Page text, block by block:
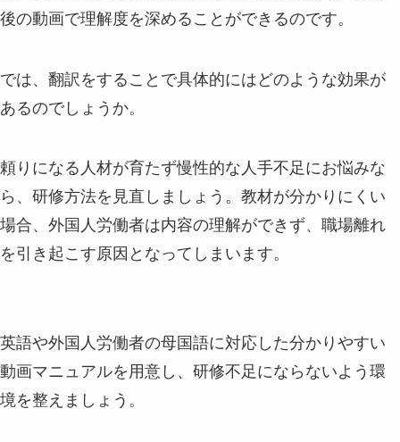
後の動画で理解度を深めることができるのです。
では、翻訳をすることで具体的にはどのような効果が
あるのでしょうか。
頼りになる人材が育たず慢性的な人手不足にお悩みな
ら、研修方法を見直しましょう。教材が分かりにくい
場合、外国人労働者は内容の理解ができず、職場離れ
を引き起こす原因となってしまいます。
英語や外国人労働者の母国語に対応した分かりやすい
動画マニュアルを用意し、研修不足にならないよう環
境を整えましょう。